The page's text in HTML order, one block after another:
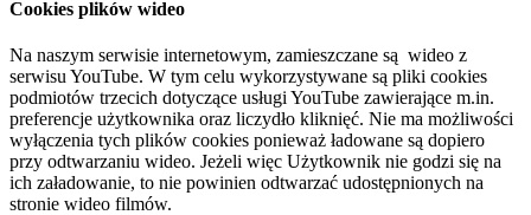
Cookies plików wideo
Na naszym serwisie internetowym, zamieszczane są wideo z
serwisu YouTube. W tym celu wykorzystywane są pliki cookies
podmiotów trzecich dotyczące usługi YouTube zawierające m.in.
preferencje użytkownika oraz liczydło kliknięć. Nie ma możliwości
wyłączenia tych plików cookies ponieważ ładowane są dopiero
przy odtwarzaniu wideo. Jeżeli więc Użytkownik nie godzi się na
ich załadowanie, to nie powinien odtwarzać udostępnionych na
stronie wideo filmów.